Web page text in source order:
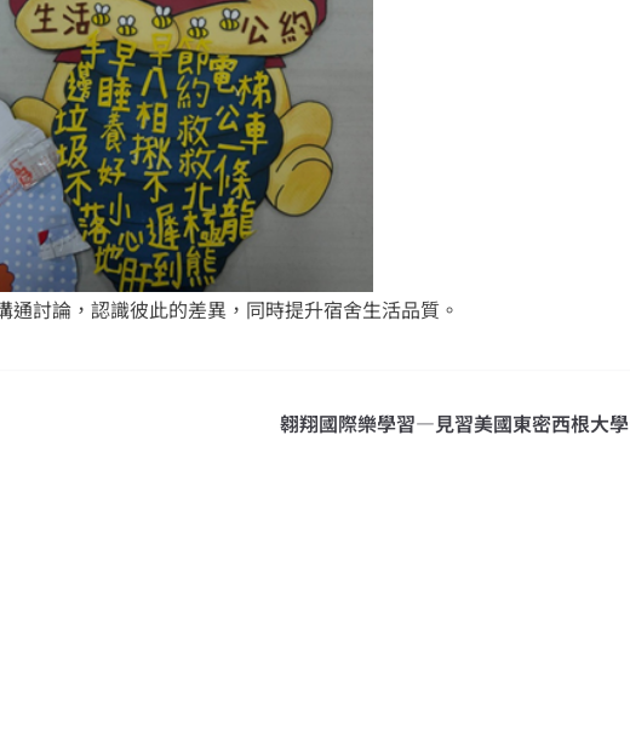
通討論，認識彼此的差異，同時提升宿舍生活品質。
翱翔國際樂學習—見習美國東密西根大學